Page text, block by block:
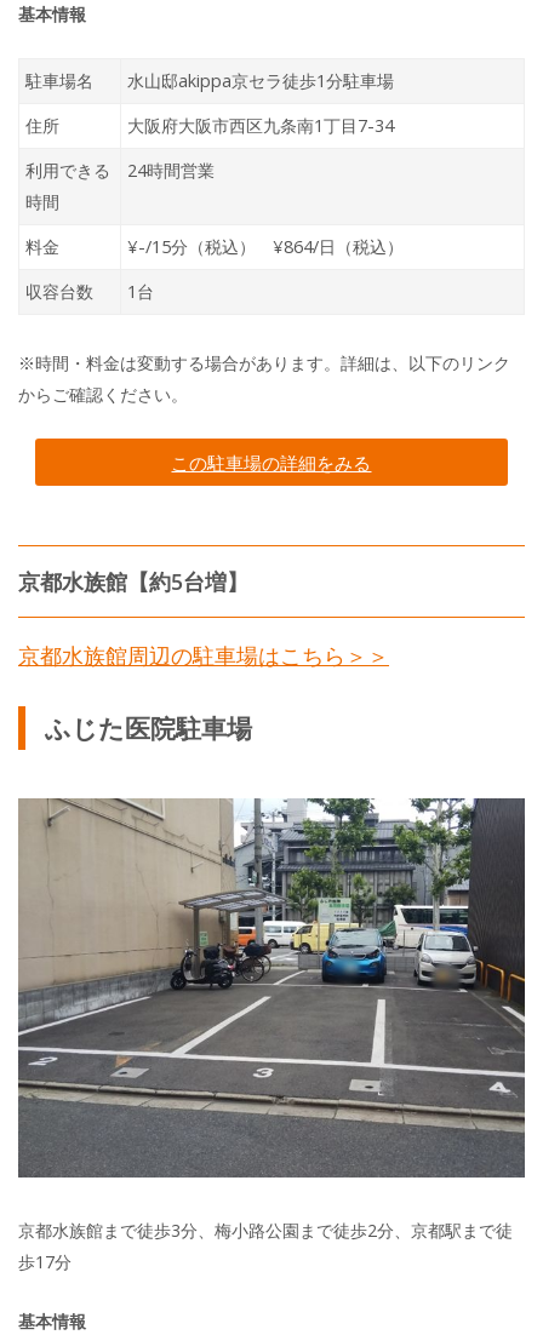
基本情報
駐車場名
水山邸akippa京セラ徒歩1分駐車場
住所
大阪府大阪市西区九条南1丁目7-34
利用できる
時間
24時間営業
料金
¥-/15分（税込） ¥864/日（税込）
収容台数
1台
※時間・料金は変動する場合があります。詳細は、以下のリンク
からご確認ください。
この駐車場の詳細をみる
京都水族館【約5台増】
京都水族館周辺の駐車場はこちら＞＞
ふじた医院駐車場
京都水族館まで徒歩3分、梅小路公園まで徒歩2分、京都駅まで徒
歩17分
基本情報